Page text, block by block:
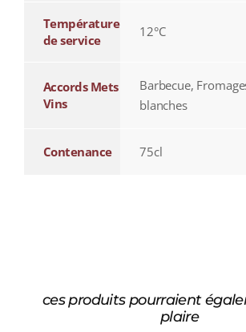
Température
de service
12°C
Accords Mets
Vins
Barbecue,
blanches
Contenance 75cl
ces produits pourraient
plaire